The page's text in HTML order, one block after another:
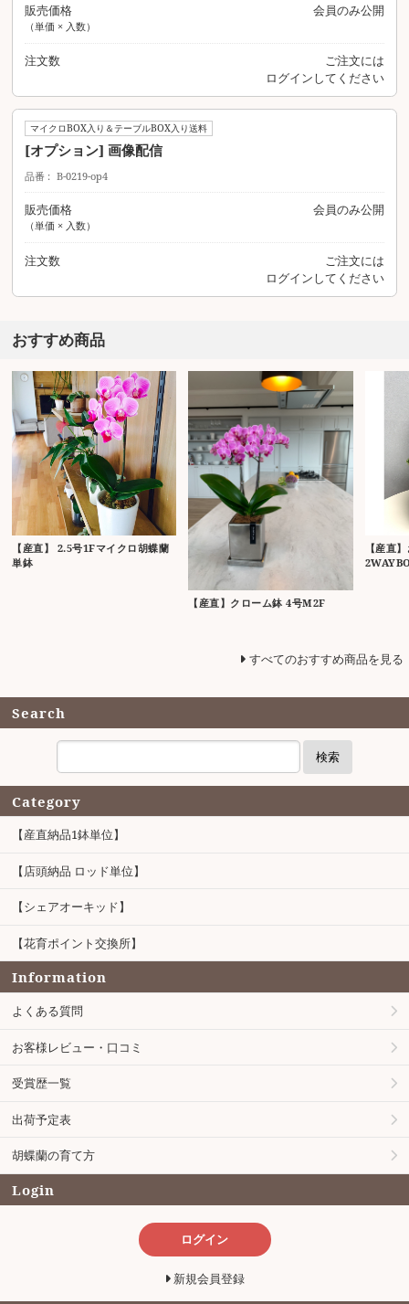
販売価格
（単価 × 入数）
会員のみ公開
注文数
ご注文には
ログインしてください
マイクロBOX入り＆テーブルBOX入り送料
[オプション] 画像配信
品番 B-0219-op4
販売価格
（単価 × 入数）
会員のみ公開
注文数
ご注文には
ログインしてください
おすすめ商品
【産直】 2.5号1Fマイクロ胡蝶蘭
単鉢
【産直】クローム鉢 4号M2F
【産直
すべてのおすすめ商品を見る
Search
検索
Category
【産直納品1鉢単位】
【店頭納品 ロッド単位】
【シェアオーキッド】
【花育ポイント交換所】
Information
よくある質問
お客様レビュー・口コミ
受賞歴一覧
出荷予定表
胡蝶蘭の育て方
Login
ログイン
新規会員登録